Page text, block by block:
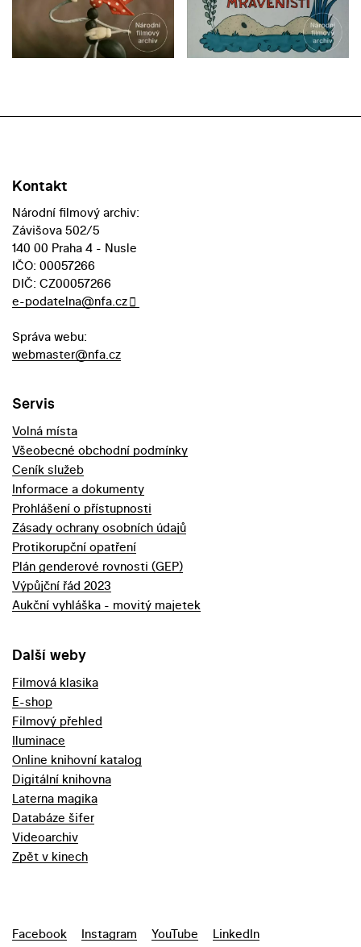
Kontakt
Národní filmový archiv:
Závišova 502/5
140 00 Praha 4 - Nusle
IČO: 00057266
DIČ: CZ00057266
e-podatelna@nfa.cz
Správa webu:
webmaster@nfa.cz
Servis
Volná místa
Všeobecné obchodní podmínky
Ceník služeb
Informace a dokumenty
Prohlášení o přístupnosti
Zásady ochrany osobních údajů
Protikorupční opatření
Plán genderové rovnosti (GEP)
Výpůjční řád 2023
Aukční vyhláška - movitý majetek
Další weby
Filmová klasika
E-shop
Filmový přehled
Iluminace
Online knihovní katalog
Digitální knihovna
Laterna magika
Databáze šifer
Videoarchiv
Zpět v kinech
Facebook Instagram YouTube LinkedIn